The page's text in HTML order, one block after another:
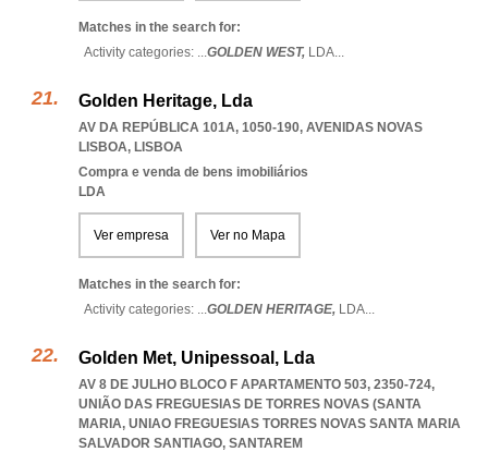
Matches in the search for:
Activity categories: ...GOLDEN WEST, LDA...
Golden Heritage, Lda
AV DA REPÚBLICA 101A, 1050-190, AVENIDAS NOVAS
LISBOA, LISBOA
Compra e venda de bens imobiliários
LDA
Ver empresa Ver no Mapa
Matches in the search for:
Activity categories: ...GOLDEN HERITAGE, LDA...
Golden Met, Unipessoal, Lda
AV 8 DE JULHO BLOCO F APARTAMENTO 503, 2350-724,
UNIÃO DAS FREGUESIAS DE TORRES NOVAS (SANTA
MARIA, UNIAO FREGUESIAS TORRES NOVAS SANTA MARIA
SALVADOR SANTIAGO, SANTAREM